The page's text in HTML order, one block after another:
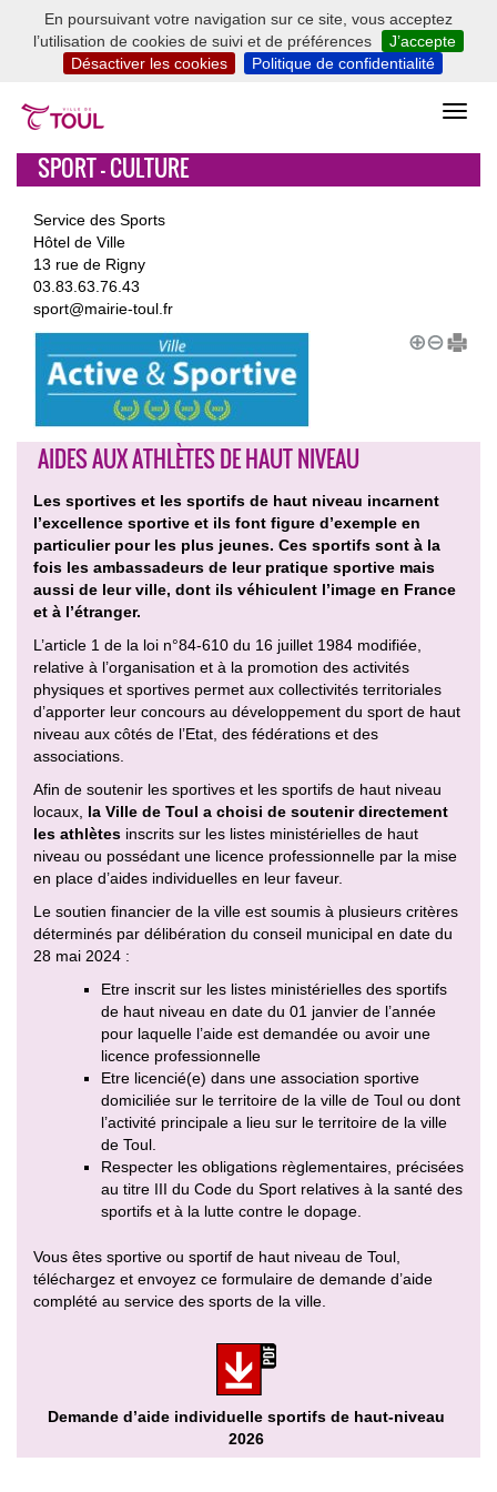
En poursuivant votre navigation sur ce site, vous acceptez
l’utilisation de cookies de suivi et de préférences
J’accepte
Désactiver les cookies
Politique de confidentialité
SPORT - CULTURE
Service des Sports
Hôtel de Ville
13 rue de Rigny
03.83.63.76.43
sport@mairie-toul.fr
AIDES AUX ATHLÈTES DE HAUT NIVEAU
Les sportives et les sportifs de haut niveau incarnent
l’excellence sportive et ils font figure d’exemple en
particulier pour les plus jeunes. Ces sportifs sont à la
fois les ambassadeurs de leur pratique sportive mais
aussi de leur ville, dont ils véhiculent l’image en France
et à l’étranger.
L’article 1 de la loi n°84-610 du 16 juillet 1984 modifiée,
relative à l’organisation et à la promotion des activités
physiques et sportives permet aux collectivités territoriales
d’apporter leur concours au développement du sport de haut
niveau aux côtés de l’Etat, des fédérations et des
associations.
Afin de soutenir les sportives et les sportifs de haut niveau
locaux, la Ville de Toul a choisi de soutenir directement
les athlètes inscrits sur les listes ministérielles de haut
niveau ou possédant une licence professionnelle par la mise
en place d’aides individuelles en leur faveur.
Le soutien financier de la ville est soumis à plusieurs critères
déterminés par délibération du conseil municipal en date du
28 mai 2024 :
Etre inscrit sur les listes ministérielles des sportifs
de haut niveau en date du 01 janvier de l’année
pour laquelle l’aide est demandée ou avoir une
licence professionnelle
Etre licencié(e) dans une association sportive
domiciliée sur le territoire de la ville de Toul ou dont
l’activité principale a lieu sur le territoire de la ville
de Toul.
Respecter les obligations règlementaires, précisées
au titre III du Code du Sport relatives à la santé des
sportifs et à la lutte contre le dopage.
Vous êtes sportive ou sportif de haut niveau de Toul,
téléchargez et envoyez ce formulaire de demande d’aide
complété au service des sports de la ville.
Demande d’aide individuelle sportifs de haut-niveau
2026